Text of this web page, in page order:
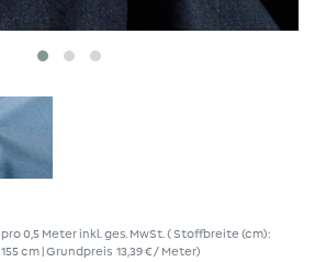
pro0,5 Meterinkl. ges. MwSt. ( Stoffbreite (cm):
155 cm | Grundpreis 13,39 € / Meter)